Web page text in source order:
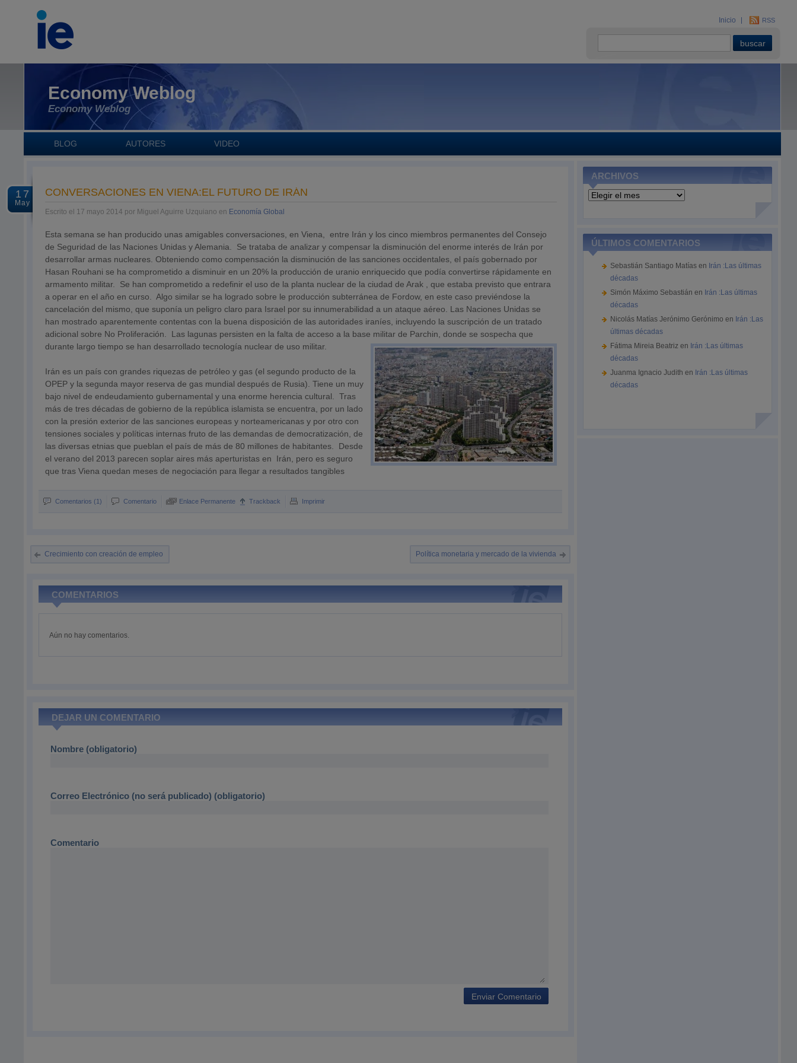
Inicio RSS
Economy Weblog
Economy Weblog
BLOG AUTORES VIDEO
17
May
CONVERSACIONES EN VIENA:EL FUTURO DE IRÁN
Escrito el 17 mayo 2014 por Miguel Aguirre Uzquiano en Economía Global
Esta semana se han producido unas amigables conversaciones, en Viena, entre Irán y los cinco miembros permanentes del Consejo
de Seguridad de las Naciones Unidas y Alemania. Se trataba de analizar y compensar la disminución del enorme interés de Irán por
desarrollar armas nucleares. Obteniendo como compensación la disminución de las sanciones occidentales, el país gobernado por
Hasan Rouhani se ha comprometido a disminuir en un 20% la producción de uranio enriquecido que podía convertirse rápidamente en
armamento militar. Se han comprometido a redefinir el uso de la planta nuclear de la ciudad de Arak , que estaba previsto que entrara
a operar en el año en curso. Algo similar se ha logrado sobre le producción subterránea de Fordow, en este caso previéndose la
cancelación del mismo, que suponía un peligro claro para Israel por su innumerabilidad a un ataque aéreo. Las Naciones Unidas se
han mostrado aparentemente contentas con la buena disposición de las autoridades iraníes, incluyendo la suscripción de un tratado
adicional sobre No Proliferación. Las lagunas persisten en la falta de acceso a la base militar de Parchin, donde se sospecha que
durante largo tiempo se han desarrollado tecnología nuclear de uso militar.
Irán es un país con grandes riquezas de petróleo y gas (el segundo producto de la
OPEP y la segunda mayor reserva de gas mundial después de Rusia). Tiene un muy
bajo nivel de endeudamiento gubernamental y una enorme herencia cultural. Tras
más de tres décadas de gobierno de la república islamista se encuentra, por un lado
con la presión exterior de las sanciones europeas y norteamericanas y por otro con
tensiones sociales y políticas internas fruto de las demandas de democratización, de
las diversas etnias que pueblan el país de más de 80 millones de habitantes. Desde
el verano del 2013 parecen soplar aires más aperturistas en Irán, pero es seguro
que tras Viena quedan meses de negociación para llegar a resultados tangibles
Comentarios (1) Comentario Enlace Permanente Trackback Imprimir
Crecimiento con creación de empleo Política monetaria y mercado de la vivienda
COMENTARIOS
Aún no hay comentarios.
DEJAR UN COMENTARIO
Nombre (obligatorio)
Correo Electrónico (no será publicado) (obligatorio)
Comentario
ARCHIVOS
Archivos
ÚLTIMOS COMENTARIOS
Sebastián Santiago Matías en Irán :Las últimas
décadas
Simón Máximo Sebastián en Irán :Las últimas
décadas
Nicolás Matías Jerónimo Gerónimo en Irán :Las
últimas décadas
Fátima Mireia Beatriz en Irán :Las últimas
décadas
Juanma Ignacio Judith en Irán :Las últimas
décadas